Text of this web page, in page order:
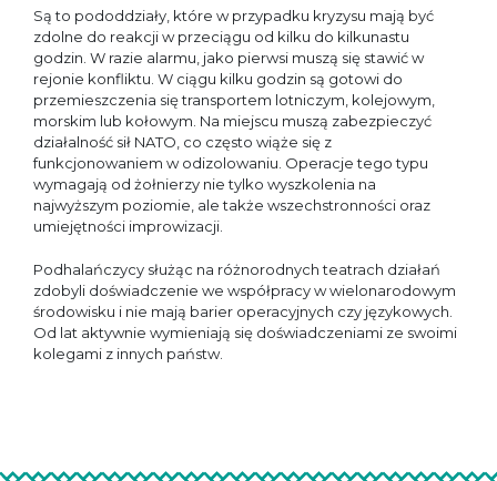
Są to pododdziały, które w przypadku kryzysu mają być
zdolne do reakcji w przeciągu od kilku do kilkunastu
godzin. W razie alarmu, jako pierwsi muszą się stawić w
rejonie konfliktu. W ciągu kilku godzin są gotowi do
przemieszczenia się transportem lotniczym, kolejowym,
morskim lub kołowym. Na miejscu muszą zabezpieczyć
działalność sił NATO, co często wiąże się z
funkcjonowaniem w odizolowaniu. Operacje tego typu
wymagają od żołnierzy nie tylko wyszkolenia na
najwyższym poziomie, ale także wszechstronności oraz
umiejętności improwizacji.
Podhalańczycy służąc na różnorodnych teatrach działań
zdobyli doświadczenie we współpracy w wielonarodowym
środowisku i nie mają barier operacyjnych czy językowych.
Od lat aktywnie wymieniają się doświadczeniami ze swoimi
kolegami z innych państw.